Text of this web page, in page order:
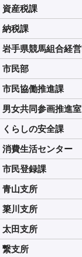
資産税課
納税課
岩手県競馬組合経
市民部
市民協働推進課
男女共同参画推進室
くらしの安全課
消費生活センター
市民登録課
青山支所
簗川支所
太田支所
繋支所